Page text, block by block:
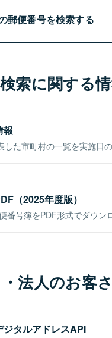
郵便番号を検索する
索に関する
報
した市町村の一覧を実施日
（2025年度版）
番号簿をPDF形式でダウン
法人のお客
ジタルアドレスAPI